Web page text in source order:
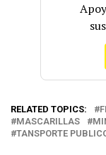
RELATED TOPICS:
MASCARILLAS
TANSPORTE